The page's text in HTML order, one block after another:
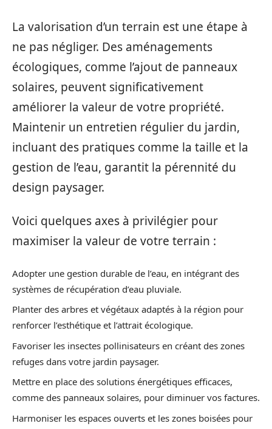
La valorisation d’un terrain est une étape à
ne pas négliger. Des aménagements
écologiques, comme l’ajout de panneaux
solaires, peuvent significativement
améliorer la valeur de votre propriété.
Maintenir un entretien régulier du jardin,
incluant des pratiques comme la taille et la
gestion de l’eau, garantit la pérennité du
design paysager.
Voici quelques axes à privilégier pour
maximiser la valeur de votre terrain :
Adopter une gestion durable de l’eau, en intégrant des
systèmes de récupération d’eau pluviale.
Planter des arbres et végétaux adaptés à la région pour
renforcer l’esthétique et l’attrait écologique.
Favoriser les insectes pollinisateurs en créant des zones
refuges dans votre jardin paysager.
Mettre en place des solutions énergétiques efficaces,
comme des panneaux solaires, pour diminuer vos factures.
Harmoniser les espaces ouverts et les zones boisées pour